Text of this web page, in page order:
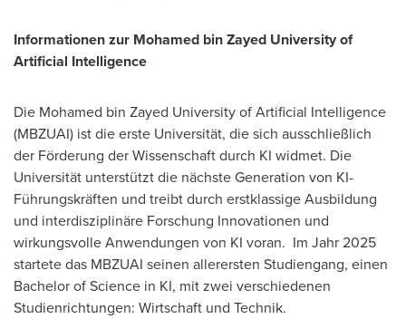
Informationen zur Mohamed bin Zayed University of
Artificial Intelligence
Die Mohamed bin Zayed University of Artificial Intelligence
(MBZUAI) ist die erste Universität, die sich ausschließlich
der Förderung der Wissenschaft durch KI widmet. Die
Universität unterstützt die nächste Generation von KI-
Führungskräften und treibt durch erstklassige Ausbildung
und interdisziplinäre Forschung Innovationen und
wirkungsvolle Anwendungen von KI voran. Im Jahr 2025
startete das MBZUAI seinen allerersten Studiengang, einen
Bachelor of Science in KI, mit zwei verschiedenen
Studienrichtungen: Wirtschaft und Technik.